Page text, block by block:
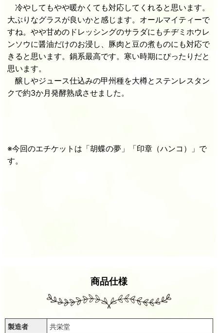
冷やしてもやや暖かくても対応してくれると思います。
大ぶりなグラスが良いかと感じます。オールマイティーで
すね。やや甘めのドレッシングのサラダにもチヂミホウレ
ンソウに醤油だけのお浸し、豚肉と豆の煮ものにも対応で
きると思います。鍋系最高です。寒い時期にぴったりだと
思います。
醸しやジュース仕込みの甲州種を大樽とステンレスタン
クで約3か月発酵熟成させました。
※今回のエチケットは「胡蝶の夢」「印章（ハンコ）」で
す。
商品仕様
製造者
共栄堂